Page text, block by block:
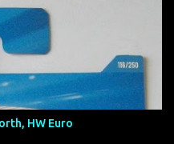
HW Euro